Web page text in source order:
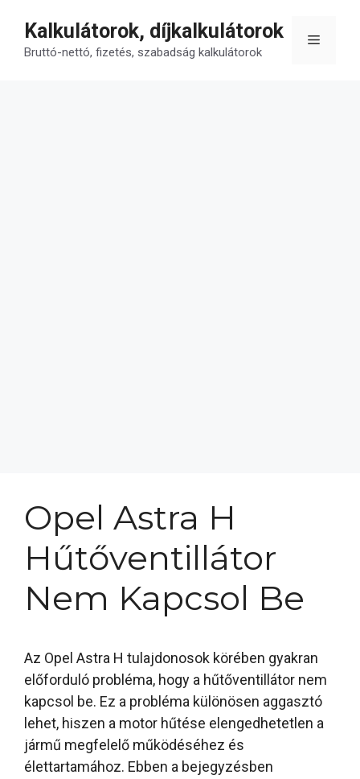
tartalomba
Kalkulátorok, díjkalkulátorok
Bruttó-nettó, fizetés, szabadság kalkulátorok
Menü
Opel Astra H
Hűtőventillátor
Nem Kapcsol Be
Az Opel Astra H tulajdonosok körében gyakran
előforduló probléma, hogy a hűtőventillátor nem
kapcsol be. Ez a probléma különösen aggasztó
lehet, hiszen a motor hűtése elengedhetetlen a
jármű megfelelő működéséhez és
élettartamához. Ebben a bejegyzésben